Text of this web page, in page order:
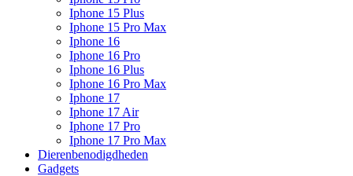
Iphone 15 Plus
Iphone 15 Pro Max
Iphone 16
Iphone 16 Pro
Iphone 16 Plus
Iphone 16 Pro Max
Iphone 17
Iphone 17 Air
Iphone 17 Pro
Iphone 17 Pro Max
Dierenbenodigdheden
Gadgets